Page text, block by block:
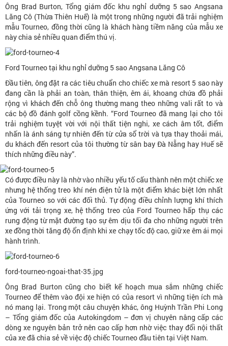
Ông Brad Burton, Tổng giám đốc khu nghỉ dưỡng 5 sao Angsana
Lăng Cô (Thừa Thiên Huế) là một trong những người đã trải nghiệm
mẫu Tourneo, đồng thời cũng là khách hàng tiềm năng của mẫu xe
này chia sẻ nhiều quan điểm thú vị.
Ford Tourneo tại khu nghỉ dưỡng 5 sao Angsana Lăng Cô
Đầu tiên, ông đặt ra các tiêu chuẩn cho chiếc xe mà resort 5 sao này
đang cần là phải an toàn, thân thiện, êm ái, khoang chứa đồ phải
rộng vì khách đến chỗ ông thường mang theo những vali rất to và
các bộ đồ đánh golf cồng kềnh. “Ford Tourneo đã mang lại cho tôi
trải nghiệm tuyệt vời với nội thất tiện nghi, xe cách âm tốt, điểm
nhấn là ánh sáng tự nhiên đến từ cửa sổ trời và tựa thay thoải mái,
du khách đến resort của tôi thường từ sân bay Đà Nẵng hay Huế sẽ
thích những điều này”.
Có được điều này là nhờ vào nhiều yếu tố cấu thành nên một chiếc xe
nhưng hệ thống treo khí nén điện tử là một điểm khác biệt lớn nhất
của Tourneo so với các đối thủ. Tự động điều chỉnh lượng khí thích
ứng với tải trọng xe, hệ thống treo của Ford Tourneo hấp thụ các
rung động từ mặt đường tạo sự êm dịu tối đa cho những người trên
xe đồng thời tăng độ ổn định khi xe chạy tốc độ cao, giữ xe êm ái mọi
hành trình.
ford-tourneo-ngoai-that-35.jpg
Ông Brad Burton cũng cho biết kế hoạch mua sắm những chiếc
Tourneo để thêm vào đội xe hiện có của resort vì những tiện ích mà
nó mang lại. Trong một câu chuyện khác, ông Huỳnh Trần Phi Long
– Tổng giám đốc của Autokingdom – đơn vị chuyên nâng cấp các
dòng xe nguyên bản trở nên cao cấp hơn nhờ việc thay đổi nội thất
của xe đã chia sẻ về việc độ chiếc Tourneo đầu tiên tại Việt Nam.